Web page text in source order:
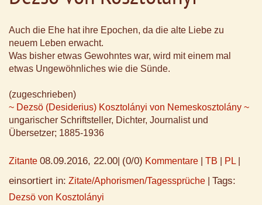
Auch die Ehe hat ihre Epochen, da die alte Liebe zu
neuem Leben erwacht.
Was bisher etwas Gewohntes war, wird mit einem mal
etwas Ungewöhnliches wie die Sünde.
(zugeschrieben)
~ Dezsö (Desiderius) Kosztolányi von Nemeskosztolány ~
ungarischer Schriftsteller, Dichter, Journalist und
Übersetzer; 1885-1936
Zitante 08.09.2016, 22.00 (0/0) Kommentare TB PL
einsortiert in: Zitate/Aphorismen/Tagessprüche Tags:
Dezsö von Kosztolányi